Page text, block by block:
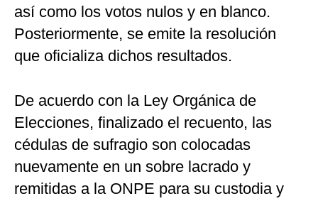
así como los votos nulos y en blanco.
Posteriormente, se emite la resolución
que oficializa dichos resultados.
De acuerdo con la Ley Orgánica de
Elecciones, finalizado el recuento, las
cédulas de sufragio son colocadas
nuevamente en un sobre lacrado y
remitidas a la ONPE para su custodia y